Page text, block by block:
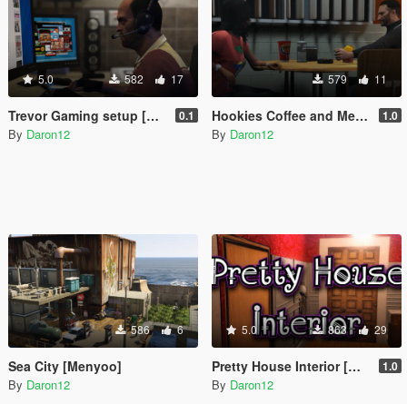
5.0 582 17
Trevor Gaming setup [Menyoo] 0.1
By Daron12
579 11
Hookies Coffee and Me - Restaurant and Bar [Menyoo] 1.0
By Daron12
586 6
Sea City [Menyoo]
By Daron12
5.0 863 29
Pretty House Interior [Menyoo] 1.0
By Daron12